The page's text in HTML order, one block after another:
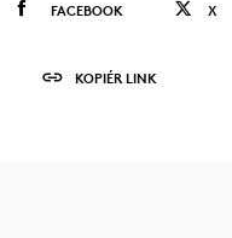
FACEBOOK X
KOPIÉR LINK